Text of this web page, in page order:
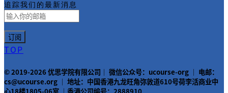
追踪我们的最新消息
TOP
© 2019-2026 优思学院有限公司｜ 微信公众号：ucourse-org ｜ 电邮：
cs@ucourse.org ｜ 地址：中国香港九龙旺角弥敦道610号荷李活商业中
心18楼1805-06室 ｜香港公司编号：2888910